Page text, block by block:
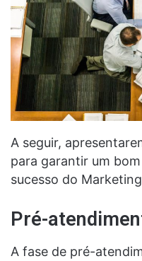
A seguir,
para garantir um
sucesso do
Pré-
A fase de pré-